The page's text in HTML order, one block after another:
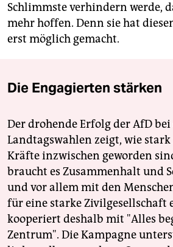
Schlimmste verhindern werde,
mehr hoffen. Denn sie hat
erst möglich gemacht.
Die Engagierten stärken
Der drohende Erfolg der AfD
Landtagswahlen zeigt, wie
Kräfte inzwischen geworden
braucht es Zusammenhalt und
und vor allem mit den
für eine starke Zivilgesellschaft
kooperiert deshalb mit "Alles
Zentrum". Die Kampagne